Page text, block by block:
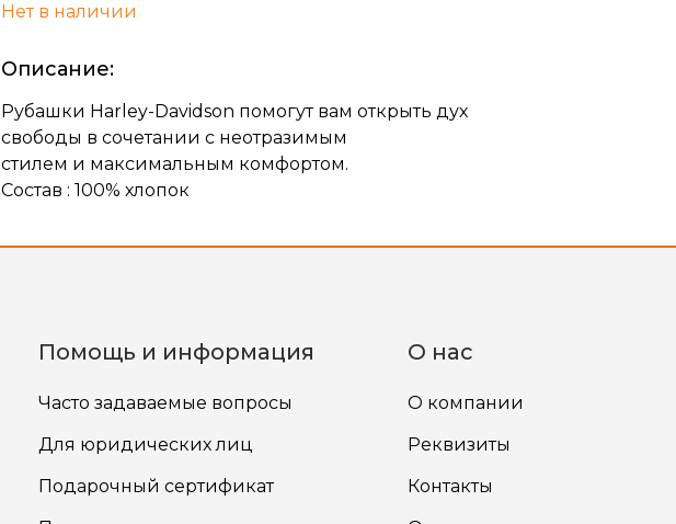
Нет в наличии
Описание:
Рубашки Harley-Davidson помогут вам открыть дух
свободы в сочетании с неотразимым
стилем и максимальным комфортом.
Состав : 100% хлопок
Помощь и информация
Часто задаваемые вопросы
Для юридических лиц
Подарочный сертификат
О нас
О компании
Реквизиты
Контакты